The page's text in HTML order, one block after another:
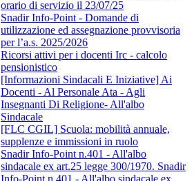
orario di servizio il 23/07/25
Snadir Info-Point - Domande di
utilizzazione ed assegnazione provvisoria
per l’a.s. 2025/2026
Ricorsi attivi per i docenti Irc - calcolo
pensionistico
[Informazioni Sindacali E Iniziative] Ai
Docenti - Al Personale Ata - Agli
Insegnanti Di Religione- All'albo
Sindacale
[FLC CGIL] Scuola: mobilità annuale,
supplenze e immissioni in ruolo
Snadir Info-Point n.401 - All'albo
sindacale ex art.25 legge 300/1970. Snadir